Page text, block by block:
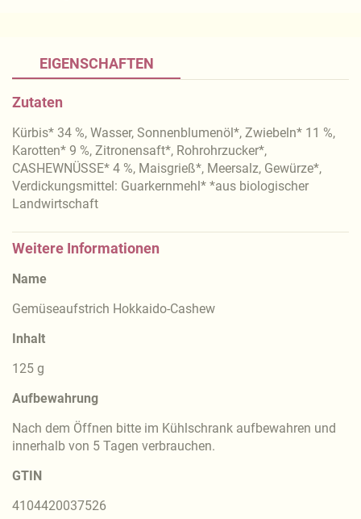
EIGENSCHAFTEN
Zutaten
Kürbis* 34 %, Wasser, Sonnenblumenöl*, Zwiebeln* 11 %,
Karotten* 9 %, Zitronensaft*, Rohrohrzucker*,
CASHEWNÜSSE* 4 %, Maisgrieß*, Meersalz, Gewürze*,
Verdickungsmittel: Guarkernmehl* *aus biologischer
Landwirtschaft
Weitere Informationen
Name
Gemüseaufstrich Hokkaido-Cashew
Inhalt
125 g
Aufbewahrung
Nach dem Öffnen bitte im Kühlschrank aufbewahren und
innerhalb von 5 Tagen verbrauchen.
GTIN
4104420037526